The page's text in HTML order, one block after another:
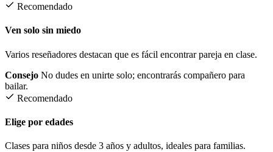
Recomendado
Ven solo sin miedo
Varios reseñadores destacan que es fácil encontrar pareja en clase.
Consejo No dudes en unirte solo; encontrarás compañero para
bailar.
Recomendado
Elige por edades
Clases para niños desde 3 años y adultos, ideales para familias.